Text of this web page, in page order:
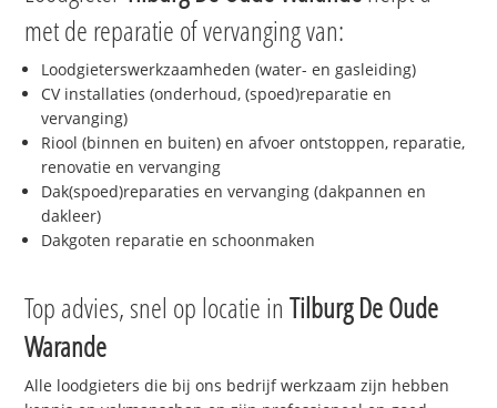
met de reparatie of vervanging van:
Loodgieterswerkzaamheden (water- en gasleiding)
CV installaties (onderhoud, (spoed)reparatie en
vervanging)
Riool (binnen en buiten) en afvoer ontstoppen, reparatie,
renovatie en vervanging
Dak(spoed)reparaties en vervanging (dakpannen en
dakleer)
Dakgoten reparatie en schoonmaken
Top advies, snel op locatie inTilburg De Oude
Warande
Alle loodgieters die bij ons bedrijf werkzaam zijn hebben